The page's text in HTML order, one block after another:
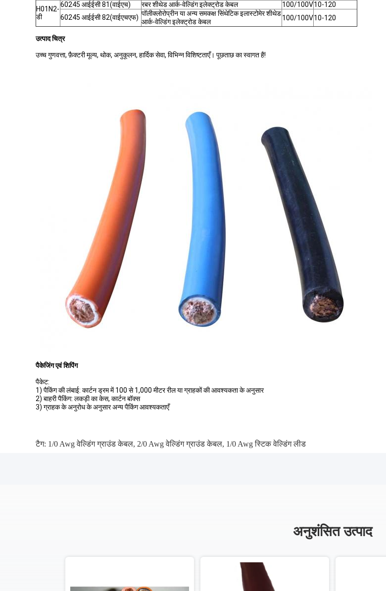
H01N2-
डी
60245 आईईसी 81(वाईएच) रबर शीथेड आर्क-वेल्डिंग इलेक्ट्रोड केबल 100/100V10-120
60245 आईईसी 82(वाईएचएफ) पॉलीक्लोरोप्रीन या अन्य समकक्ष सिंथेटिक इलास्टोमेर शीथेड
आर्क-वेल्डिंग इलेक्ट्रोड केबल
100/100V10-120
उत्पाद चित्र
उच्च गुणवत्ता, फ़ैक्टरी मूल्य, थोक, अनुकूलन, हार्दिक सेवा, विभिन्न विशिष्टताएँ। पूछताछ का स्वागत है!
पैकेजिंग एवं शिपिंग
पैकेट:
1) पैकिंग की लंबाई: कार्टन ड्रम में 100 से 1,000 मीटर रील या ग्राहकों की आवश्यकता के अनुसार
2) बाहरी पैकिंग: लकड़ी का केस, कार्टन बॉक्स
3) ग्राहक के अनुरोध के अनुसार अन्य पैकिंग आवश्यकताएँ
टैग: 1/0 Awg वेल्डिंग ग्राउंड केबल, 2/0 Awg वेल्डिंग ग्राउंड केबल, 1/0 Awg स्टिक वेल्डिंग लीड
अनुशंसित उत्पाद